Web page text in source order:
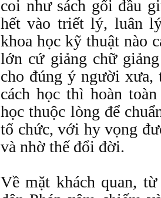
coi như sách gối đầu
hết vào triết lý, luân
khoa học kỹ thuật nào
lớn cứ giảng chữ
cho đúng ý người xưa,
cách học thì hoàn
học thuộc lòng để
tổ chức, với hy vọng
và nhờ thế đổi đời.
Về mặt khách quan,